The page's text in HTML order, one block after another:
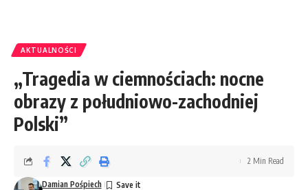
AKTUALNOŚCI
„Tragedia w ciemnościach: nocne
obrazy z południowo-zachodniej
Polski”
Damian Pośpiech
2 Min Read